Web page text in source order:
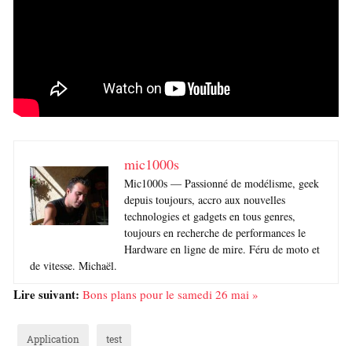
mic1000s
Mic1000s — Passionné de modélisme, geek
depuis toujours, accro aux nouvelles
technologies et gadgets en tous genres,
toujours en recherche de performances le
Hardware en ligne de mire. Féru de moto et
de vitesse. Michaël.
Lire suivant: Bons plans pour le samedi 26 mai »
Application test